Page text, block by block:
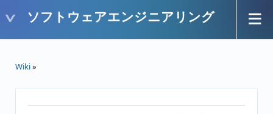
ソフトウェアエンジニアリング
Wiki»